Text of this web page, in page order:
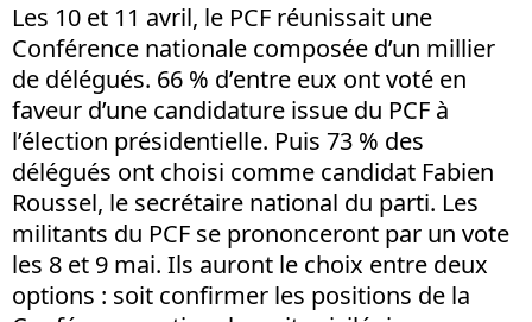
Les 10 et 11 avril, le PCF réunissait une
Conférence nationale composée d’un millier
de délégués. 66 % d’entre eux ont voté en
faveur d’une candidature issue du PCF à
l’élection présidentielle. Puis 73 % des
délégués ont choisi comme candidat Fabien
Roussel, le secrétaire national du parti. Les
militants du PCF se prononceront par un vote
les 8 et 9 mai. Ils auront le choix entre deux
options : soit confirmer les positions de la